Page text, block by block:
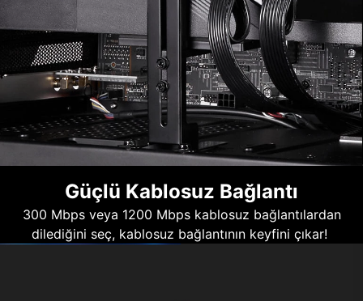
Güçlü Kablosuz Bağlantı
300 Mbps veya 1200 Mbps kablosuz bağlantılardan
dilediğini seç, kablosuz bağlantının keyfini çıkar!